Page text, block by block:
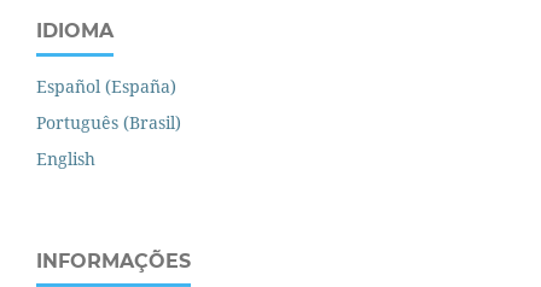
IDIOMA
Español (España)
Português (Brasil)
English
INFORMAÇÕES